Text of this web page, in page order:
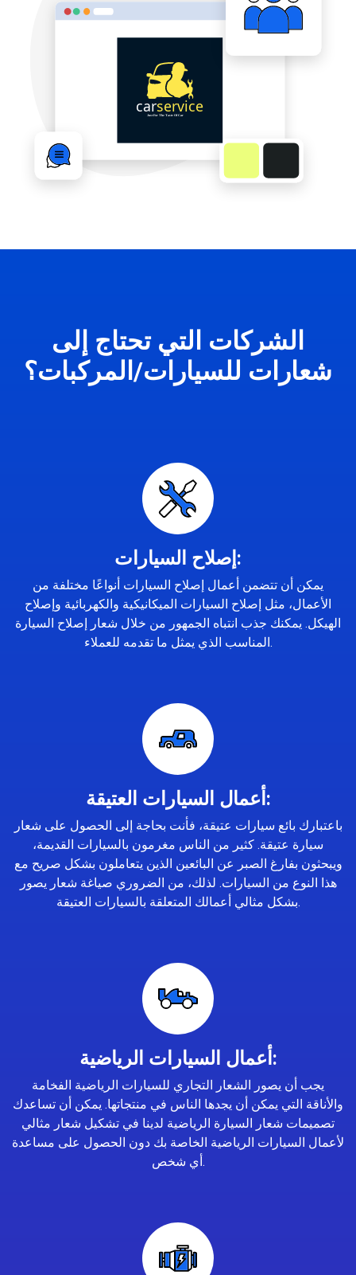
الشركات التي تحتاج إلى
شعارات للسيارات/المركبات؟
إصلاح السيارات:
يمكن أن تتضمن أعمال إصلاح السيارات أنواعًا مختلفة من
الأعمال، مثل إصلاح السيارات الميكانيكية والكهربائية وإصلاح
الهيكل. يمكنك جذب انتباه الجمهور من خلال شعار إصلاح السيارة
المناسب الذي يمثل ما تقدمه للعملاء.
أعمال السيارات العتيقة:
باعتبارك بائع سيارات عتيقة، فأنت بحاجة إلى الحصول على شعار
سيارة عتيقة. كثير من الناس مغرمون بالسيارات القديمة،
ويبحثون بفارغ الصبر عن البائعين الذين يتعاملون بشكل صريح مع
هذا النوع من السيارات. لذلك، من الضروري صياغة شعار يصور
بشكل مثالي أعمالك المتعلقة بالسيارات العتيقة.
أعمال السيارات الرياضية:
يجب أن يصور الشعار التجاري للسيارات الرياضية الفخامة
والأناقة التي يمكن أن يجدها الناس في منتجاتها. يمكن أن تساعدك
تصميمات شعار السيارة الرياضية لدينا في تشكيل شعار مثالي
لأعمال السيارات الرياضية الخاصة بك دون الحصول على مساعدة
أي شخص.